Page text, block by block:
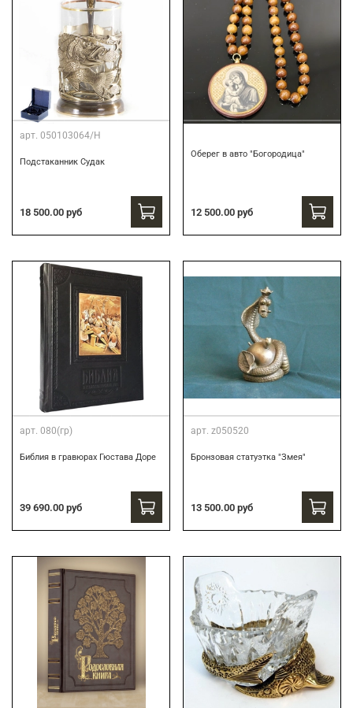
арт. 050103064/Н
Подстаканник Судак
18 500.00 руб
Оберег в авто "Богородица"
12 500.00 руб
арт. 080(гр)
Библия в гравюрах Гюстава Доре
39 690.00 руб
арт. z050520
Бронзовая статуэтка "Змея"
13 500.00 руб